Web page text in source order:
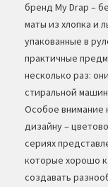
бренд My Drap –
маты из хлопка и
упакованные в
практичные
несколько раз:
стиральной
Особое внимание
дизайну –
сериях
которые хорошо
создавать